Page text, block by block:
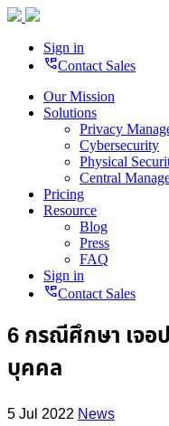
Sign in
perm_phone_msgContact Sales
Our Mission
Solutions
Privacy
Cybersecurity
Physical
Central
Pricing
Resource
Blog
Press
FAQ
Sign in
perm_phone_msgContact Sales
6 กรณีศึกษา เจอ
บุคคล
5 Jul 2022News